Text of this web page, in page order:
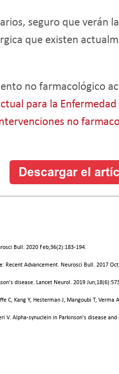
seguro que
que existen
no farmacológico
para la Enfermedad
no
Bull. 2020 Feb;36(2):183-194.
Recent Advancement. Neurosci Bull. 2017
disease. Lancet Neurol. 2019
C, Kang Y, Hesterman J, Mangoubi T,
V. Alpha-synuclein in Parkinson's disease